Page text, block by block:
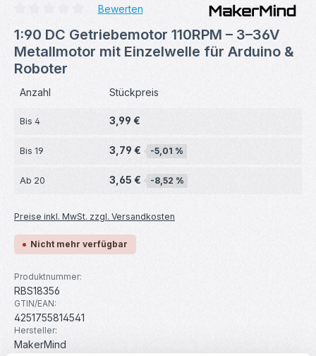
Bewerten
1:90 DC Getriebemotor 110RPM – 3–36V
Metallmotor mit Einzelwelle für Arduino &
Roboter
Anzahl Stückpreis
Bis 4 3,99 €
Bis 19 3,79 € -5,01 %
Ab 20 3,65 € -8,52 %
Preise inkl. MwSt. zzgl. Versandkosten
Nicht mehr verfügbar
Produktnummer:
RBS18356
GTIN/EAN:
4251755814541
Hersteller:
MakerMind